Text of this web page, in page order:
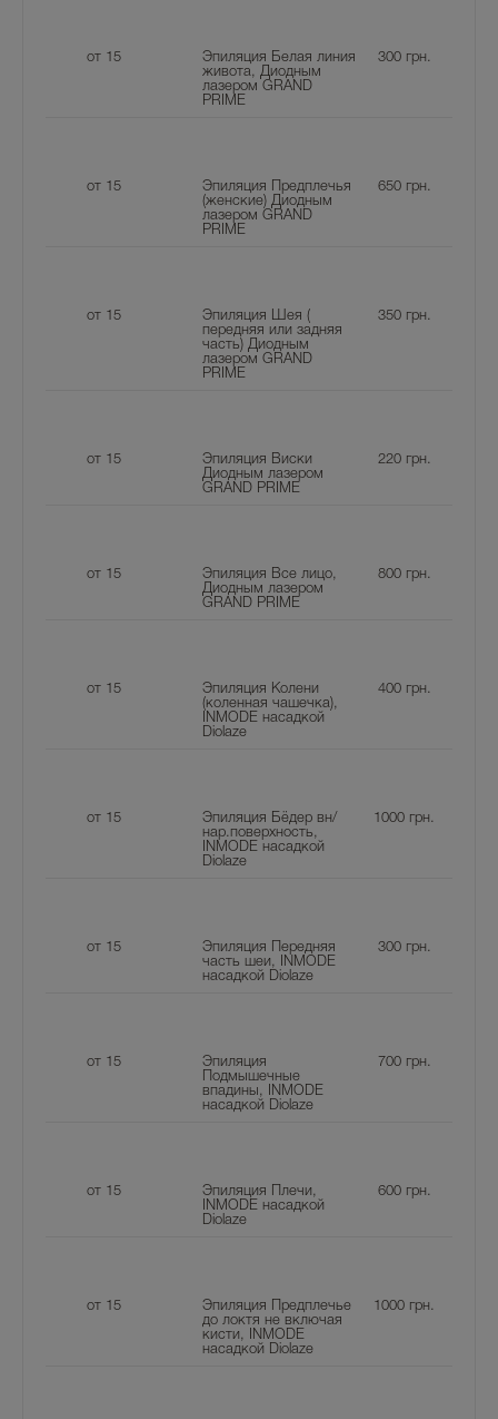
от 15
Эпиляция Белая линия
живота, Диодным
лазером GRAND
PRIME
300грн.
от 15
Эпиляция Предплечья
(женские) Диодным
лазером GRAND
PRIME
650грн.
от 15
Эпиляция Шея (
передняя или задняя
часть) Диодным
лазером GRAND
PRIME
350грн.
от 15
Эпиляция Виски
Диодным лазером
GRAND PRIME
220грн.
от 15
Эпиляция Все лицо,
Диодным лазером
GRAND PRIME
800грн.
от 15
Эпиляция Колени
(коленная чашечка),
INMODE насадкой
Diolaze
400грн.
от 15
Эпиляция Бёдер вн/
нар.поверхность,
INMODE насадкой
Diolaze
1000 грн.
от 15
Эпиляция Передняя
часть шеи, INMODE
насадкой Diolaze
300грн.
от 15
Эпиляция
Подмышечные
впадины, INMODE
насадкой Diolaze
700грн.
от 15
Эпиляция Плечи,
INMODE насадкой
Diolaze
600грн.
от 15
Эпиляция Предплечье
до локтя не включая
кисти, INMODE
насадкой Diolaze
1000 грн.